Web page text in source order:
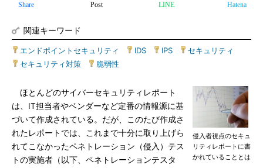
Share Post LINE Hatena
関連キーワード
エンドポイントセキュリティ IDS IPS セキュリティ
セキュリティ対策
脆弱性
侵入者視点のセキュ
リティレポートに書
かれていることとは
ほとんどのサイバーセキュリティレポート
は、IT担当者やベンダーなど定番の情報源に基
づいて作成されている。だが、このたび作成さ
れたレポートでは、これまで十分に取り上げら
れてこなかったペネトレーション（侵入）テス
トの実施者（以下、ペネトレーションテスタ